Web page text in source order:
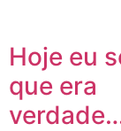
Hoje eu
que era